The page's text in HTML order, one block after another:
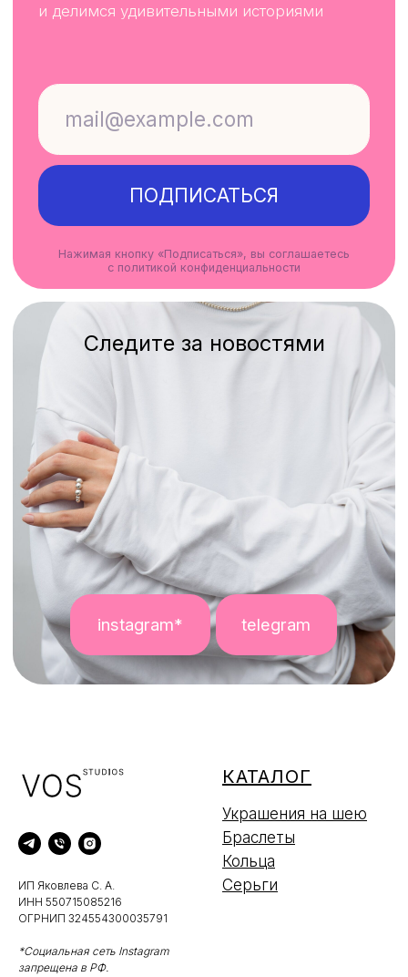
ИП Яковлева С. А.
ИНН 550715085216
ОГРНИП 324554300035791
*Социальная сеть Instagram
запрещена в РФ.
КАТАЛОГ
Украшения на шею
Браслеты
Кольца
Серьги